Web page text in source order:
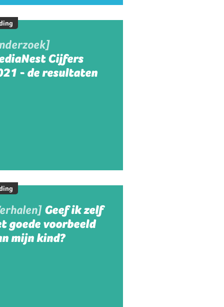
Cijfers
- de resultaten
Geef ik zelf
goede voorbeeld
mijn kind?